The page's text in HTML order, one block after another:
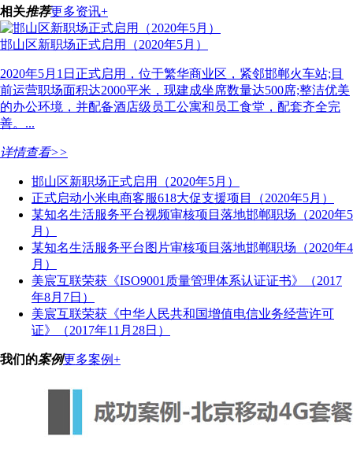
相关推荐更多资讯+
邯山区新职场正式启用（2020年5月）
2020年5月1日正式启用，位于繁华商业区，紧邻邯郸火车站;目
前运营职场面积达2000平米，现建成坐席数量达500席;整洁优美
的办公环境，并配备酒店级员工公寓和员工食堂，配套齐全完
善。...
详情查看>>
邯山区新职场正式启用（2020年5月）
正式启动小米电商客服618大促支援项目（2020年5月）
某知名生活服务平台视频审核项目落地邯郸职场（2020年5
月）
某知名生活服务平台图片审核项目落地邯郸职场（2020年4
月）
美宸互联荣获《ISO9001质量管理体系认证证书》（2017
年8月7日）
美宸互联荣获《中华人民共和国增值电信业务经营许可
证》（2017年11月28日）
我们的案例更多案例+